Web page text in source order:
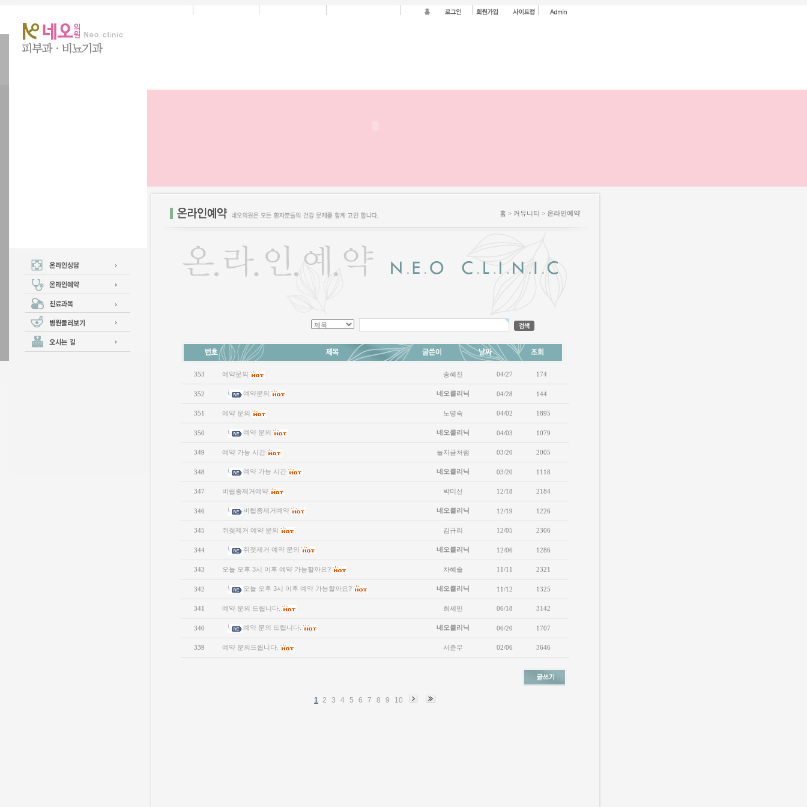
홈 > 커뮤니티 > 온라인예약
353 예약문의 송혜진 04/27 174
352 예약문의 네오클리닉 04/28 144
351 예약 문의 노명숙 04/02 1895
350 예약 문의 네오클리닉 04/03 1079
349 예약 가능 시간 늘지금처럼 03/20 2005
348 예약 가능 시간 네오클리닉 03/20 1118
347 비립종제거예약 박미선 12/18 2184
346 비립종제거예약 네오클리닉 12/19 1226
345 쥐젖제거 예약 문의 김규리 12/05 2306
344 쥐젖제거 예약 문의 네오클리닉 12/06 1286
343 오늘 오후 3시 이후 예약 가능할까요? 차혜솔 11/11 2321
342 오늘 오후 3시 이후 예약 가능할까요? 네오클리닉 11/12 1325
341 예약 문의 드립니다. 최세민 06/18 3142
340 예약 문의 드립니다. 네오클리닉 06/20 1707
339 예약 문의드립니다. 서준우 02/06 3646
1 2 3 4 5 6 7 8 9 10